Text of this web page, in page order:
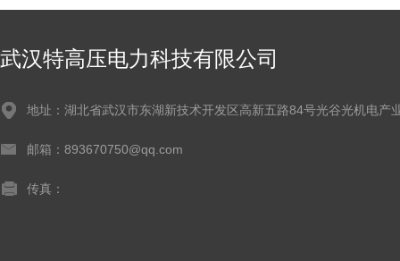
武汉特高压电力科技有限公司
地址：湖北省武汉市东湖新技术开发区高新五路84号光谷光机电产
邮箱：893670750@qq.com
传真：